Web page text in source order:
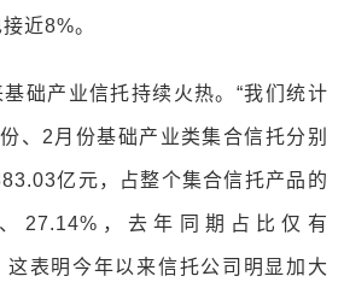
近8%。
础产业信托持续火热。“我们统计
、2月份基础产业类集合信托分别
亿元，占整个集合信托产品的
27.14%，去年同期占比仅有
表明今年以来信托公司明显加大